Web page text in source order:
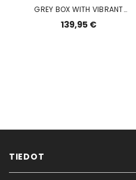
GREY BOX WITH VIBRANT
RED ROSES
139,95 €
TIEDOT